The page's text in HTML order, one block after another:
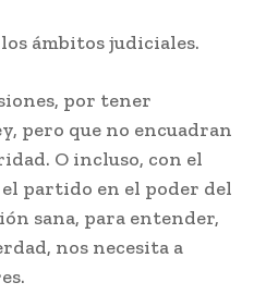
ámbitos judiciales.
por tener
pero que no encuadran
O incluso, con el
partido en el poder del
sana, para entender,
nos necesita a